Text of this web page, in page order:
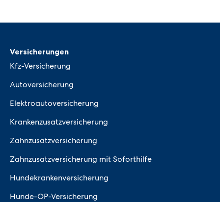
Versicherungen
Kfz-Versicherung
Autoversicherung
Elektroautoversicherung
Krankenzusatzversicherung
Zahnzusatzversicherung
Zahnzusatzversicherung mit Soforthilfe
Hundekrankenversicherung
Hunde-OP-Versicherung